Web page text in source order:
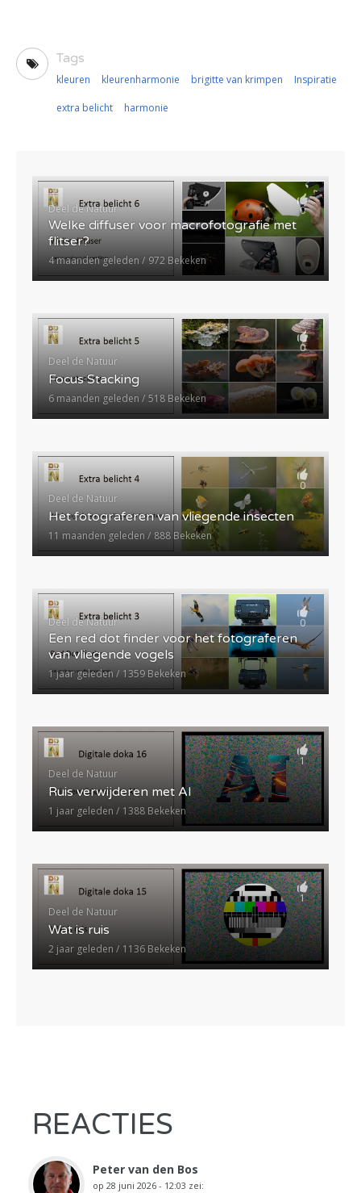
Tags
kleuren kleurenharmonie brigitte van krimpen Inspiratie
extra belicht harmonie
0
Deel de Natuur
Welke diffuser voor macrofotografie met
flitser?
4 maanden geleden 972 Bekeken
0
Deel de Natuur
Focus Stacking
6 maanden geleden 518 Bekeken
0
Deel de Natuur
Het fotograferen van vliegende insecten
11 maanden geleden 888 Bekeken
0
Deel de Natuur
Een red dot finder voor het fotograferen
van vliegende vogels
1 jaar geleden 1359 Bekeken
1
Deel de Natuur
Ruis verwijderen met AI
1 jaar geleden 1388 Bekeken
1
Deel de Natuur
Wat is ruis
2 jaar geleden 1136 Bekeken
REACTIES
Peter van den Bos
op 28 juni 2026 - 12:03 zei: